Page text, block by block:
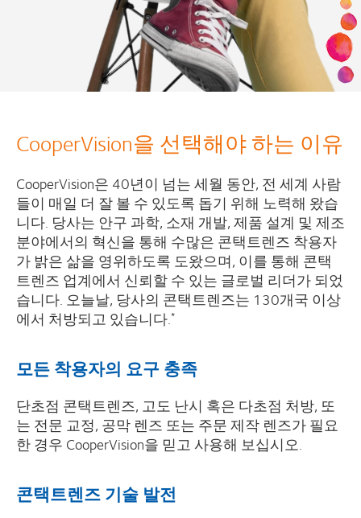
CooperVision을 선택해야 하는 이유
CooperVision은 40년이 넘는 세월 동안, 전 세계 사람
들이 매일 더 잘 볼 수 있도록 돕기 위해 노력해 왔습
니다. 당사는 안구 과학, 소재 개발, 제품 설계 및 제조
분야에서의 혁신을 통해 수많은 콘택트렌즈 착용자
가 밝은 삶을 영위하도록 도왔으며, 이를 통해 콘택
트렌즈 업계에서 신뢰할 수 있는 글로벌 리더가 되었
습니다. 오늘날, 당사의 콘택트렌즈는 130개국 이상
에서 처방되고 있습니다.*
모든 착용자의 요구 충족
단초점 콘택트렌즈, 고도 난시 혹은 다초점 처방, 또
는 전문 교정, 공막 렌즈 또는 주문 제작 렌즈가 필요
한 경우 CooperVision을 믿고 사용해 보십시오.
콘택트렌즈 기술 발전